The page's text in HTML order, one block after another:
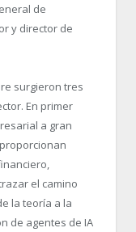
de
y director de
surgieron tres
En primer
a gran
el camino
la teoría a la
de agentes de IA